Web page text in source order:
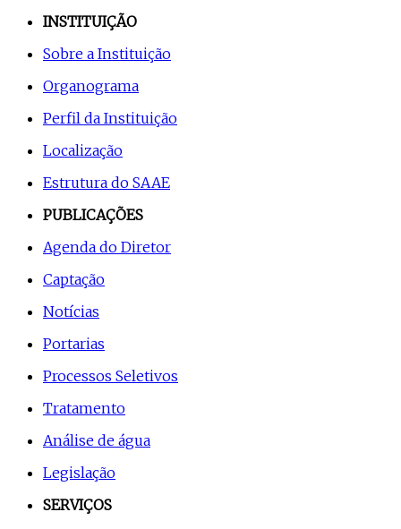
INSTITUIÇÃO
Sobre a Instituição
Organograma
Perfil da Instituição
Localização
Estrutura do SAAE
PUBLICAÇÕES
Agenda do Diretor
Captação
Notícias
Portarias
Processos Seletivos
Tratamento
Análise de água
Legislação
SERVIÇOS